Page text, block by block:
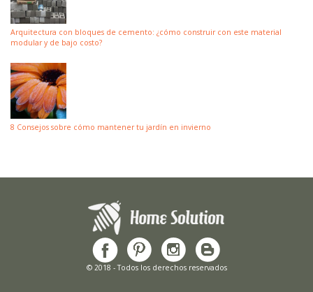
Arquitectura con bloques de cemento: ¿cómo construir con este material
modular y de bajo costo?
8 Consejos sobre cómo mantener tu jardín en invierno
© 2018 - Todos los derechos reservados